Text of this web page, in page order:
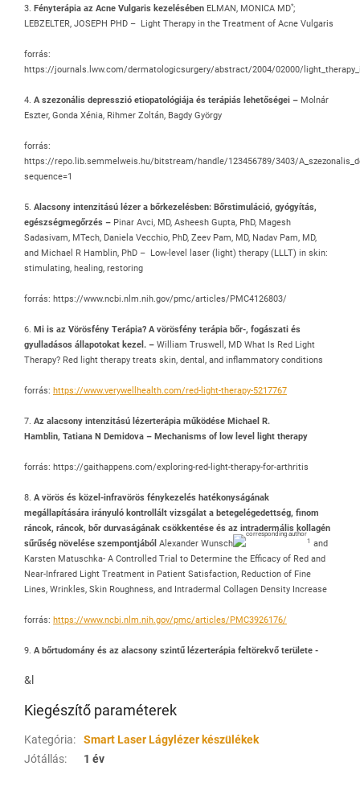
3. Fényterápia az Acne Vulgaris kezelésében ELMAN, MONICA MD*;
LEBZELTER, JOSEPH PHD – Light Therapy in the Treatment of Acne Vulgaris
forrás:
https://journals.lww.com/dermatologicsurgery/abstract/2004/02000/
4. A szezonális depresszió etiopatológiája és terápiás lehetőségei – Molnár
Eszter, Gonda Xénia, Rihmer Zoltán, Bagdy György
forrás:
https://repo.lib.semmelweis.hu/bitstream/handle/123456789/3403/
sequence=1
5. Alacsony intenzitású lézer a bőrkezelésben: Bőrstimuláció, gyógyítás,
egészségmegőrzés – Pinar Avci, MD, Asheesh Gupta, PhD, Magesh
Sadasivam, MTech, Daniela Vecchio, PhD, Zeev Pam, MD, Nadav Pam, MD,
and Michael R Hamblin, PhD – Low-level laser (light) therapy (LLLT) in skin:
stimulating, healing, restoring
forrás: https://www.ncbi.nlm.nih.gov/pmc/articles/PMC4126803/
6. Mi is az Vörösfény Terápia? A vörösfény terápia bőr-, fogászati és
gyulladásos állapotokat kezel. – William Truswell, MD What Is Red Light
Therapy? Red light therapy treats skin, dental, and inflammatory conditions
forrás: https://www.verywellhealth.com/red-light-therapy-5217767
7. Az alacsony intenzitású lézerterápia működése Michael R.
Hamblin, Tatiana N Demidova – Mechanisms of low level light therapy
forrás: https://gaithappens.com/exploring-red-light-therapy-for-arthritis
8. A vörös és közel-infravörös fénykezelés hatékonyságának
megállapítására irányuló kontrollált vizsgálat a betegelégedettség, finom
ráncok, ráncok, bőr durvaságának csökkentése és az intradermális kollagén
sűrűség növelése szempontjából Alexander Wunsch 1 and
Karsten Matuschka- A Controlled Trial to Determine the Efficacy of Red and
Near-Infrared Light Treatment in Patient Satisfaction, Reduction of Fine
Lines, Wrinkles, Skin Roughness, and Intradermal Collagen Density Increase
forrás: https://www.ncbi.nlm.nih.gov/pmc/articles/PMC3926176/
9. A bőrtudomány és az alacsony szintű lézerterápia feltörekvő területe -
&l
Kiegészítő paraméterek
Kategória:
Smart Laser Lágylézer készülékek
Jótállás: 1 év